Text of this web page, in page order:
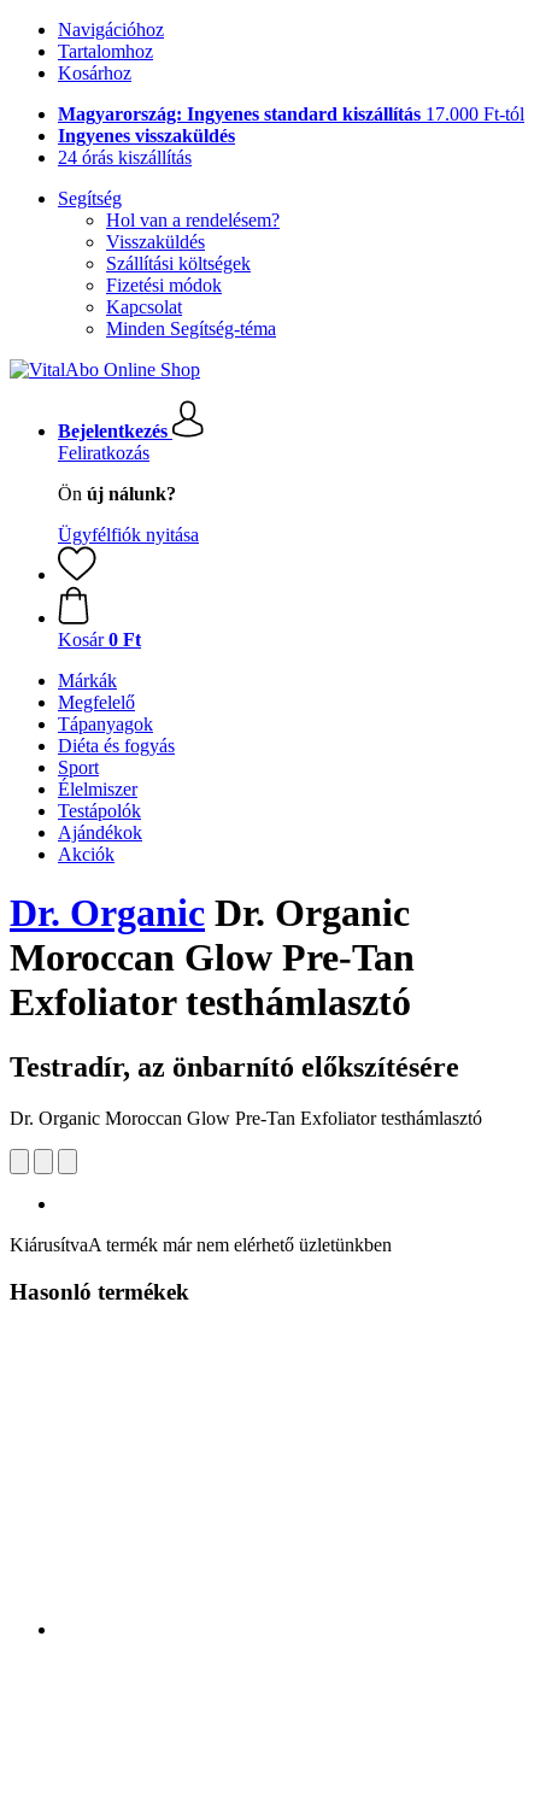
Navigációhoz
Tartalomhoz
Kosárhoz
Magyarország: Ingyenes standard kiszállítás 17.000 Ft-tól
Ingyenes visszaküldés
24 órás kiszállítás
Segítség
Hol van a rendelésem?
Visszaküldés
Szállítási költségek
Fizetési módok
Kapcsolat
Minden Segítség-téma
Bejelentkezés
Feliratkozás
Ön új nálunk?
Ügyfélfiók nyitása
Kosár 0 Ft
Márkák
Megfelelő
Tápanyagok
Diéta és fogyás
Sport
Élelmiszer
Testápolók
Ajándékok
Akciók
Dr. Organic Dr. Organic
Moroccan Glow Pre-Tan
Exfoliator testhámlasztó
Testradír, az önbarnító előkszítésére
Dr. Organic Moroccan Glow Pre-Tan Exfoliator testhámlasztó
KiárusítvaA termék már nem elérhető üzletünkben
Hasonló termékek